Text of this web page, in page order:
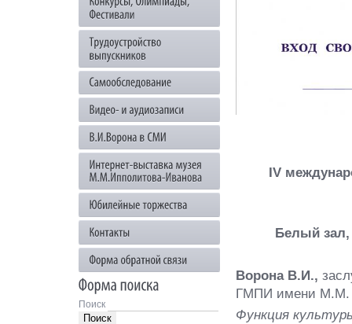
Поиск
IV
Белый зал,
Ворона В.И.,
ГМПИ имени М.М.
Функция